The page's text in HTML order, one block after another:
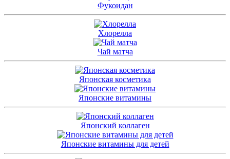
Фукоидан
Хлорелла
Чай матча
Японская косметика
Японские витамины
Японский коллаген
Японские витамины для детей